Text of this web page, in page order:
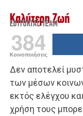
Καλύτερη Ζωή
EDITORIAL TEAM
384
Κοινοποιήσεις
Δεν αποτελεί
των μέσων
εκτός ελέγχου
χρήση τους